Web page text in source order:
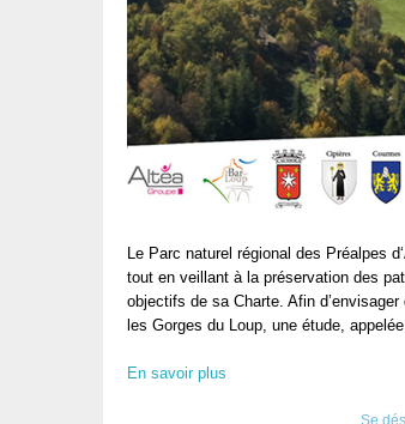
Le Parc naturel régional des Préalpes
tout en veillant à​ la préservation des
objectifs de sa Charte. Afin
les Gorges du Loup, une étude,
En savoir plus
Se